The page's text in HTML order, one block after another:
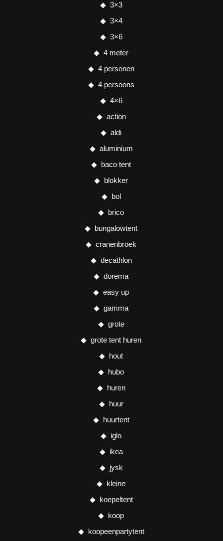
3×3
3×4
3×6
4 meter
4 personen
4 persoons
4×6
action
aldi
aluminium
baco tent
blokker
bol
brico
bungalowtent
cranenbroek
decathlon
dorema
easy up
gamma
grote
grote tent huren
hout
hubo
huren
huur
huurtent
iglo
ikea
jysk
kleine
koepeltent
koop
koopeenpartytent